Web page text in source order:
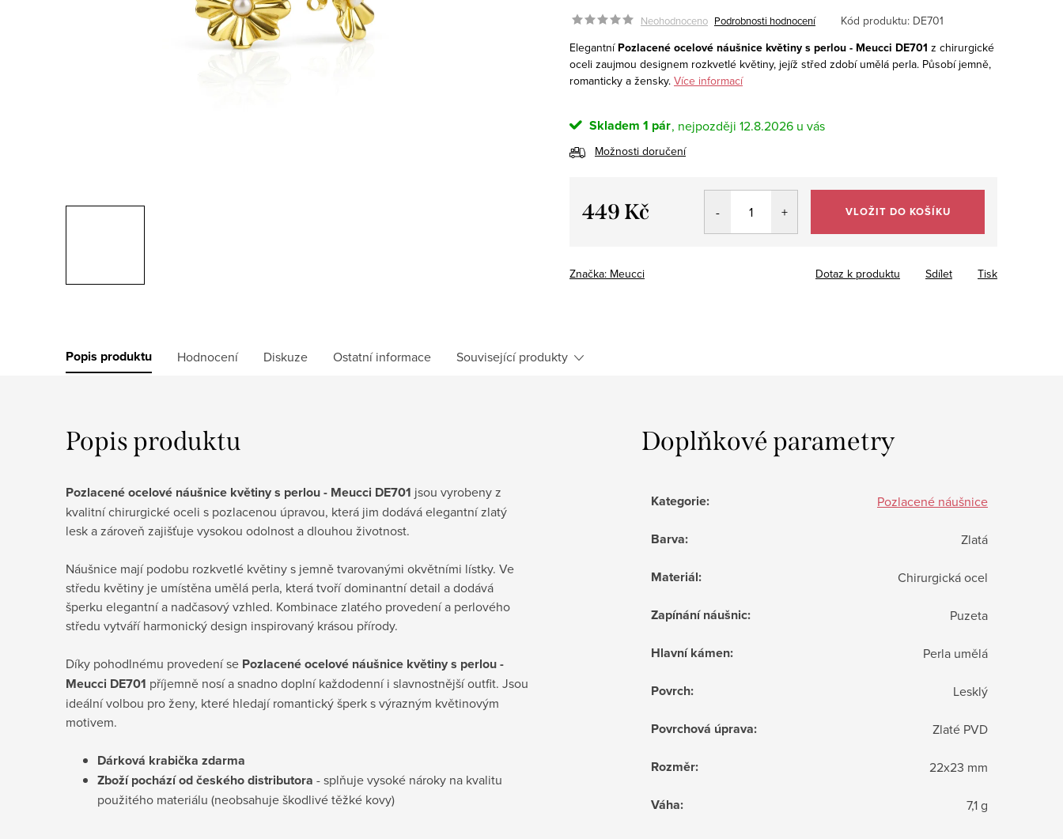
Neohodnoceno Podrobnosti hodnocení Kód produktu: DE701
Elegantní Pozlacené ocelové náušnice květiny s perlou - Meucci DE701 z chirurgické
oceli zaujmou designem rozkvetlé květiny, jejíž střed zdobí umělá perla. Působí jemně,
romanticky a žensky. Více informací
Skladem 1 pár 12.8.2026
Možnosti doručení
449 Kč VLOŽIT DO KOŠÍKU
Značka: Meucci Tisk
Dotaz k produktu Sdílet
Popis produktu Hodnocení Diskuze Ostatní informace Související produkty
Popis produktu
Pozlacené ocelové náušnice květiny s perlou - Meucci DE701 jsou vyrobeny z
kvalitní chirurgické oceli s pozlacenou úpravou, která jim dodává elegantní zlatý
lesk a zároveň zajišťuje vysokou odolnost a dlouhou životnost.
Náušnice mají podobu rozkvetlé květiny s jemně tvarovanými okvětními lístky. Ve
středu květiny je umístěna umělá perla, která tvoří dominantní detail a dodává
šperku elegantní a nadčasový vzhled. Kombinace zlatého provedení a perlového
středu vytváří harmonický design inspirovaný krásou přírody.
Díky pohodlnému provedení se Pozlacené ocelové náušnice květiny s perlou -
Meucci DE701 příjemně nosí a snadno doplní každodenní i slavnostnější outfit. Jsou
ideální volbou pro ženy, které hledají romantický šperk s výrazným květinovým
motivem.
Dárková krabička zdarma
Zboží pochází od českého distributora - splňuje vysoké nároky na kvalitu
použitého materiálu (neobsahuje škodlivé těžké kovy)
Doplňkové parametry
Kategorie: Pozlacené náušnice
Barva: Zlatá
Materiál: Chirurgická ocel
Zapínání náušnic: Puzeta
Hlavní kámen: Perla umělá
Povrch: Lesklý
Povrchová úprava: Zlaté PVD
Rozměr: 22x23 mm
Váha: 7,1 g